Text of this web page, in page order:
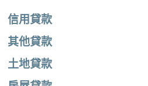
信用貸款
其他貸款
土地貸款